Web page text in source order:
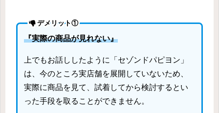
デメリット①
『実際の商品が見れない』
上でもお話ししたように「セゾンドパピヨン」
は、今のところ実店舗を展開していないため、
実際に商品を見て、試着してから検討するとい
った手段を取ることができません。